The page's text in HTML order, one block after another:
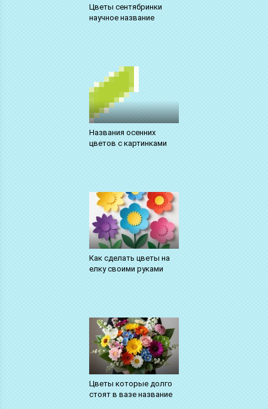
Цветы сентябринки
научное название
Названия осенних
цветов с картинками
Как сделать цветы на
елку своими руками
Цветы которые долго
стоят в вазе название